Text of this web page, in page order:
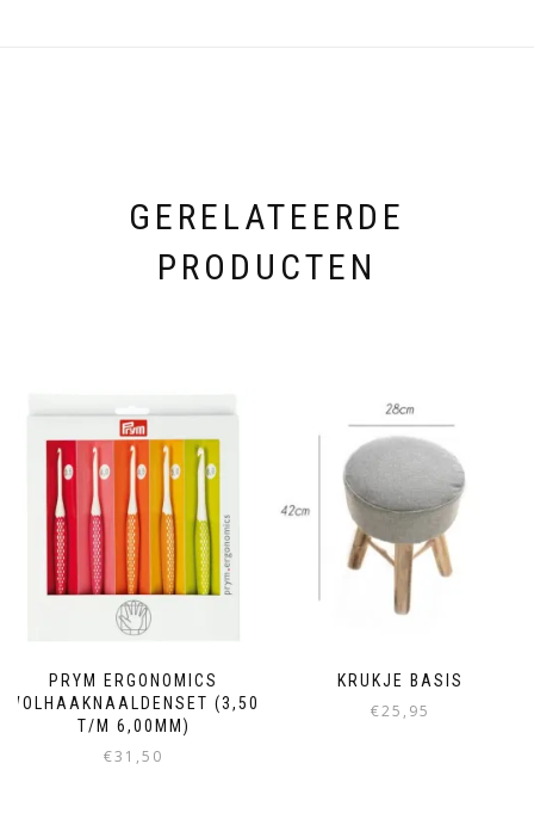
GERELATEERDE
PRODUCTEN
PRYM ERGONOMICS
WOLHAAKNAALDENSET (3,50
T/M 6,00MM)
€31,50
KRUKJE BASIS
€25,95